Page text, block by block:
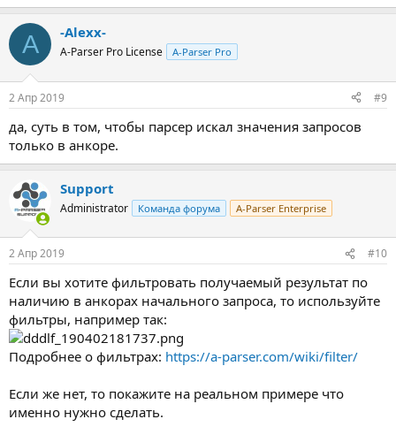
A -Alexx-
A-Parser Pro License A-Parser Pro
2 Апр 2019 #9
да, суть в том, чтобы парсер искал значения запросов
только в анкоре.
Support
Administrator Команда форума A-Parser Enterprise
2 Апр 2019 #10
Если вы хотите фильтровать получаемый результат по
наличию в анкорах начального запроса, то используйте
фильтры, например так:
Подробнее о фильтрах: https://a-parser.com/wiki/filter/
Если же нет, то покажите на реальном примере что
именно нужно сделать.